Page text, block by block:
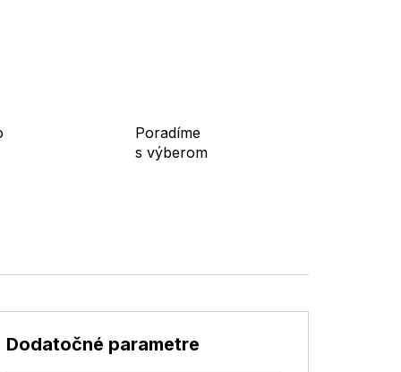
Poradíme
s výberom
Dodatočné parametre